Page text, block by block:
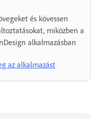
és kövessen
miközben a
alkalmazásban
az alkalmazást